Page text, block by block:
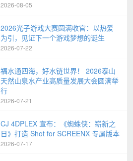
2026-08-05
2026光子游戏大赛圆满收官：以热爱
为引，见证下一个游戏梦想的诞生
2026-07-22
福水通四海，好水链世界！ 2026泰山
天然山泉水产业高质量发展大会圆满举
行
2026-07-21
CJ 4DPLEX 宣布：《蜘蛛侠：崭新之
日》打造 Shot for SCREENX 专属版本
2026-07-17